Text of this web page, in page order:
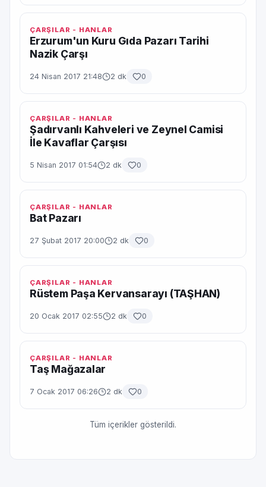
ÇARŞILAR - HANLAR
Erzurum'un Kuru Gıda Pazarı Tarihi
Nazik Çarşı
24 Nisan 2017 21:48 2 dk 0
ÇARŞILAR - HANLAR
Şadırvanlı Kahveleri ve Zeynel Camisi
İle Kavaflar Çarşısı
5 Nisan 2017 01:54 2 dk 0
ÇARŞILAR - HANLAR
Bat Pazarı
27 Şubat 2017 20:00 2 dk 0
ÇARŞILAR - HANLAR
Rüstem Paşa Kervansarayı (TAŞHAN)
20 Ocak 2017 02:55 2 dk 0
ÇARŞILAR - HANLAR
Taş Mağazalar
7 Ocak 2017 06:26 2 dk 0
Tüm içerikler gösterildi.